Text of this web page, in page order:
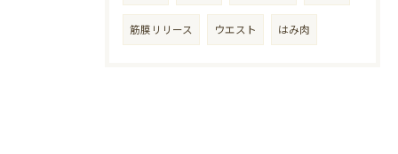
筋膜リリース ウエスト はみ肉